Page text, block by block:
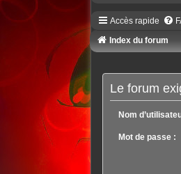
Accès rapide
Index du forum
Le forum
Nom
Mot de passe :